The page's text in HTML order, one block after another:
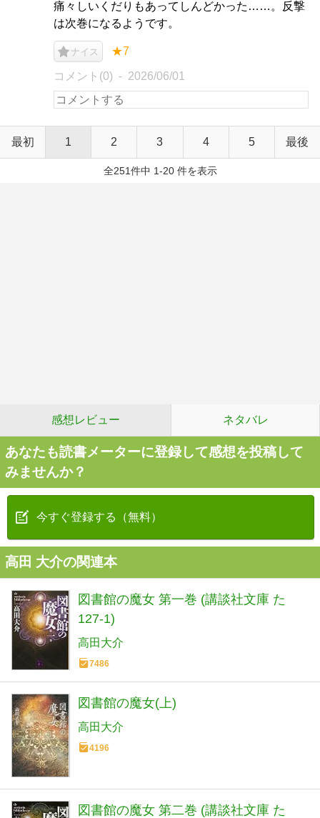
痛々しいくだりもあってしんどかった……。反撃
は次巻になるようです。
ナイス ★7
コメント(0) 2026/06/01
最初 1 2 3 4 5 最後
全251件中 1-20 件を表示
感想レビュー ネタバレ
あなたも読書メーターに登録して感想を投稿して
みませんか？
今すぐ登録する（無料）
高田 大介の関連本
図書館の魔女 第一巻 (講談社文庫 た
127-1)
高田大介
7486
図書館の魔女(上)
高田大介
4196
図書館の魔女 第二巻 (講談社文庫 た